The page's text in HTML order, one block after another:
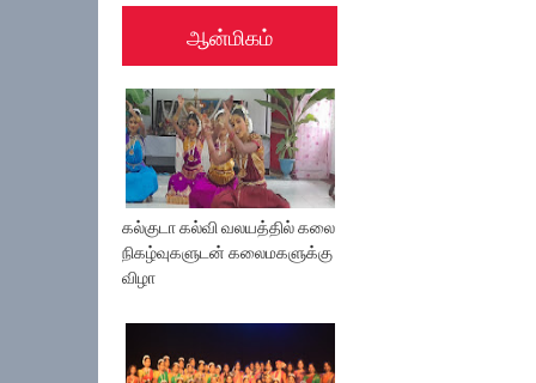
ஆன்மிகம்
கல்குடா கல்வி வலயத்தில் கலை
நிகழ்வுகளுடன் கலைமகளுக்கு
விழா